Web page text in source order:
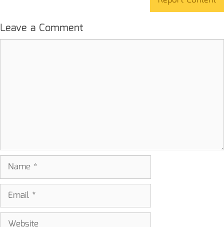
Leave a Comment
Name
Email
Website